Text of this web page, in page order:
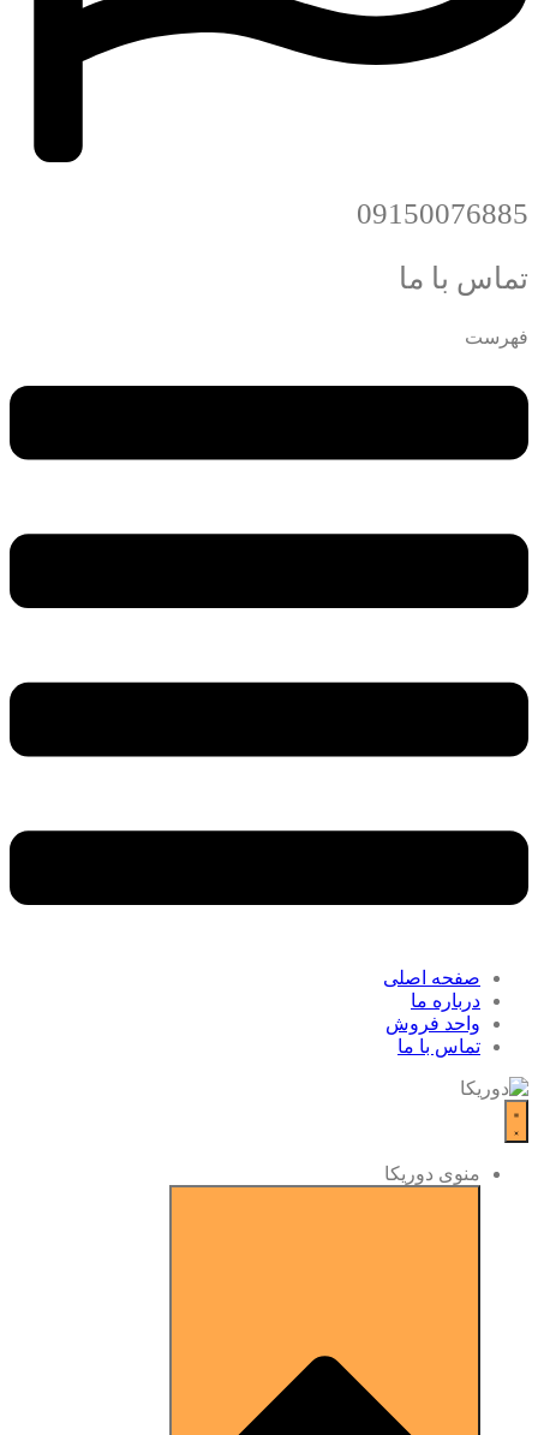
09150076885
تماس با ما
فهرست
صفحه اصلی
درباره ما
واحد فروش
تماس با ما
منوی دوریکا